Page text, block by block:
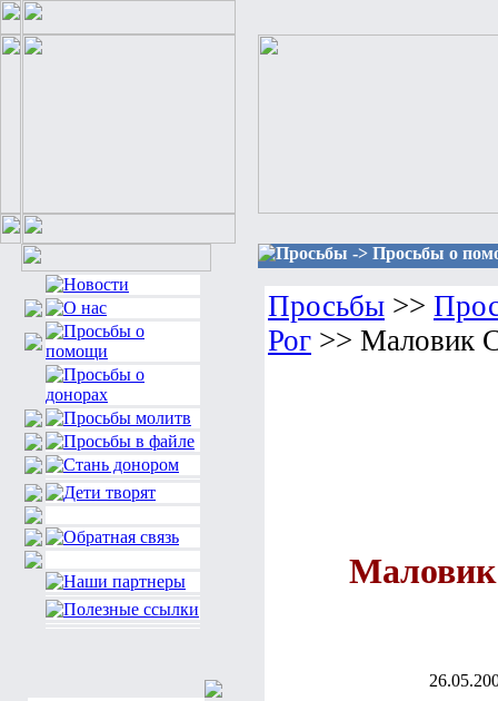
Просьбы -> Просьбы о
Просьбы >>
Рог >> Маловик